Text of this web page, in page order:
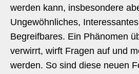
werden kann, insbesondere
Ungewöhnliches,
Begreifbares. Ein Phänomen
verwirrt, wirft Fragen auf und
werden. So sind diese neuen